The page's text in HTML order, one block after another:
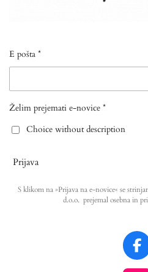
E pošta *
Želim prejemati e-novice *
Choice without description
Prijava
S klikom na »Prijava na e-novice« se
d.o.o. prejemal osebna in
F
a